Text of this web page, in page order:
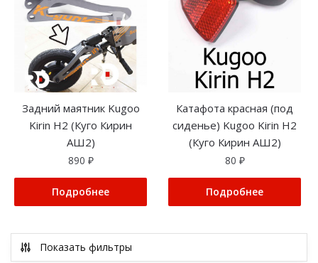
Задний маятник Kugoo
Kirin H2 (Куго Кирин
АШ2)
890 ₽
Подробнее
Катафота красная (под
сиденье) Kugoo Kirin H2
(Куго Кирин АШ2)
80 ₽
Подробнее
Показать фильтры